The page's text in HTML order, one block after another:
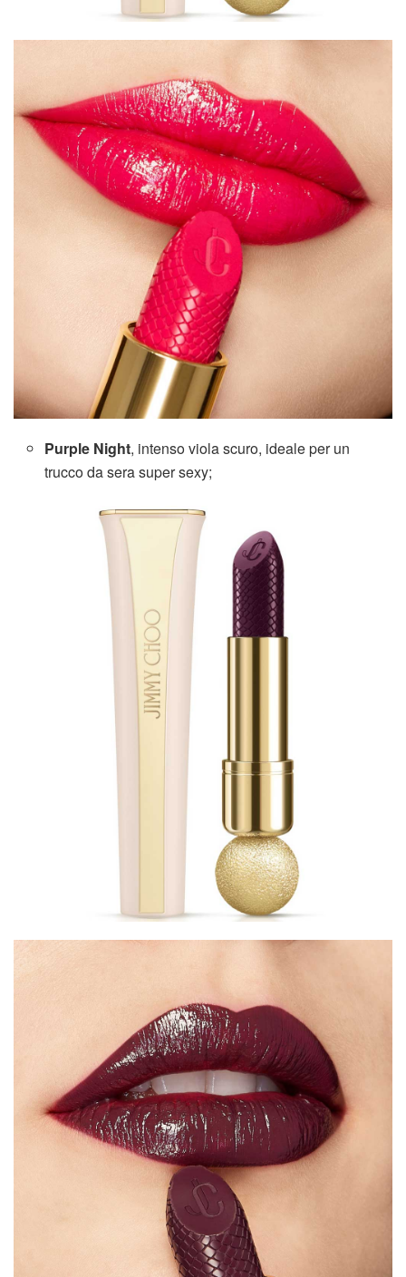
Purple Night, intenso viola scuro, ideale per un
trucco da sera super sexy;